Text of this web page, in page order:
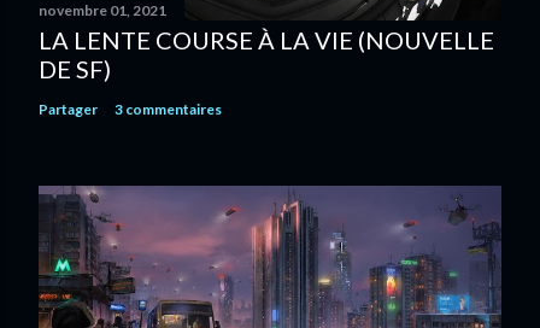
novembre 01, 2021
LA LENTE COURSE À LA VIE (NOUVELLE
DE SF)
Partager 3 commentaires